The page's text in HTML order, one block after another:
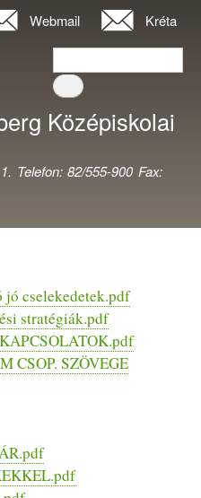
Ugrás
a
Webmail Kréta
Keresés
Középiskolai
Telefon: 82/555-900 Fax:
jó cselekedetek.pdf
stratégiák.pdf
CSOP. SZÖVEGE